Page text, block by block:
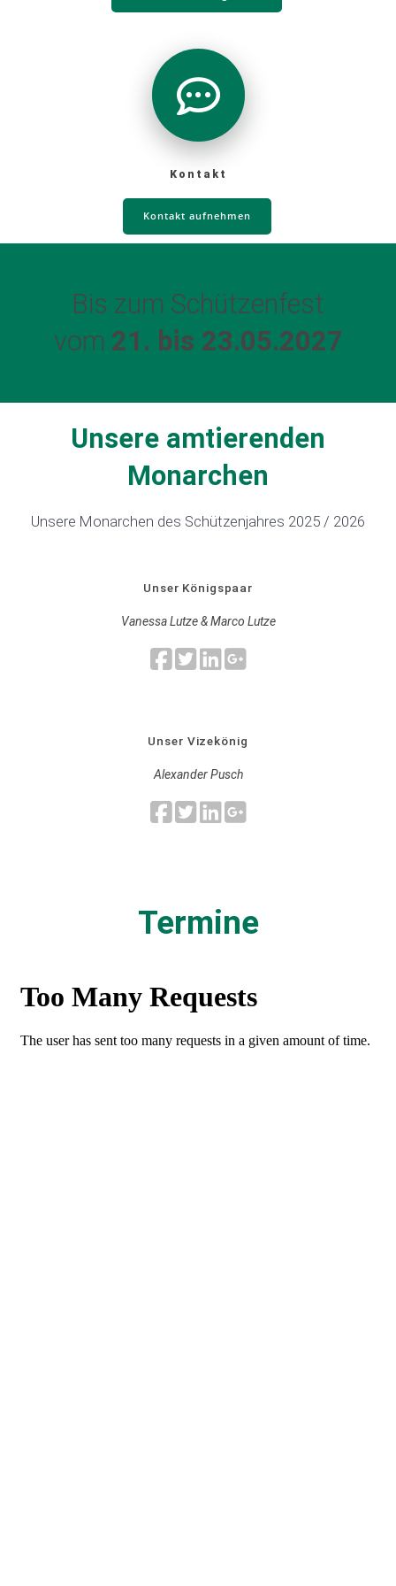
Kontakt
Kontakt aufnehmen
Bis zum Schützenfest
vom 21. bis 23.05.2027
Unsere amtierenden
Monarchen
Unsere Monarchen des Schützenjahres 2025 / 2026
Unser Königspaar
Vanessa Lutze & Marco Lutze
Unser Vizekönig
Alexander Pusch
Termine